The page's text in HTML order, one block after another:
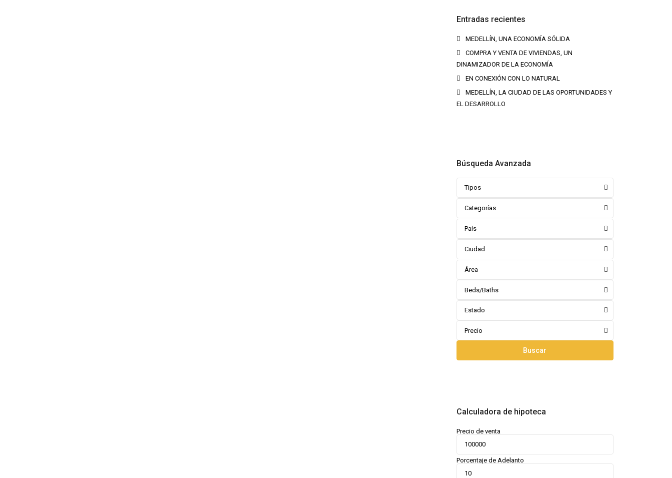
Entradas recientes
MEDELLÍN, UNA ECONOMÍA SÓLIDA
COMPRA Y VENTA DE VIVIENDAS, UN
DINAMIZADOR DE LA ECONOMÍA
EN CONEXIÓN CON LO NATURAL
MEDELLÍN, LA CIUDAD DE LAS OPORTUNIDADES Y
EL DESARROLLO
Búsqueda Avanzada
Tipos
Categorías
País
Ciudad
Área
Beds/Baths
Estado
Precio
Buscar
Calculadora de hipoteca
Precio de venta
Porcentaje de Adelanto